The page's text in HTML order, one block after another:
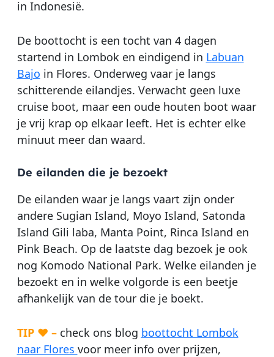
in Indonesië.
De boottocht is een tocht van 4 dagen
startend in Lombok en eindigend in Labuan
Bajo in Flores. Onderweg vaar je langs
schitterende eilandjes. Verwacht geen luxe
cruise boot, maar een oude houten boot waar
je vrij krap op elkaar leeft. Het is echter elke
minuut meer dan waard.
De eilanden die je bezoekt
De eilanden waar je langs vaart zijn onder
andere Sugian Island, Moyo Island, Satonda
Island Gili laba, Manta Point, Rinca Island en
Pink Beach. Op de laatste dag bezoek je ook
nog Komodo National Park. Welke eilanden je
bezoekt en in welke volgorde is een beetje
afhankelijk van de tour die je boekt.
TIP ♥ –check ons blog boottocht Lombok
naar Flores voor meer info over prijzen,